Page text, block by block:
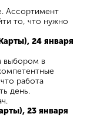
Ассортимент
то, что нужно
24 января
выбором в
работа
день.
23 января